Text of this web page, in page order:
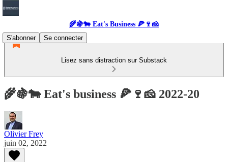
🌾🍇🐄 Eat's Business 🍕🍷🧀
S'abonner
Se connecter
Lisez sans distraction sur Substack
🌾🍇🐄 Eat's business 🍕🍷🧀 2022-20
Olivier Frey
juin 02, 2022